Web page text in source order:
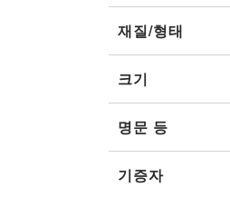
재질/형태
크기
명문 등
기증자